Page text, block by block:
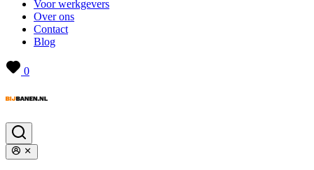
Voor werkgevers
Over ons
Contact
Blog
0